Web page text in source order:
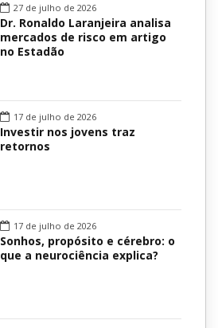
27 de julho de 2026
Dr. Ronaldo Laranjeira analisa
mercados de risco em artigo
no Estadão
17 de julho de 2026
Investir nos jovens traz
retornos
17 de julho de 2026
Sonhos, propósito e cérebro: o
que a neurociência explica?